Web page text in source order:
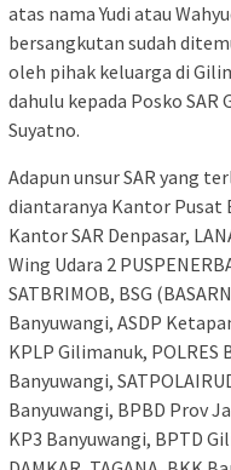
atas nama Yudi atau
bersangkutan sudah
oleh pihak keluarga di
dahulu kepada Posko SAR
Suyatno.
Adapun unsur SAR yang
diantaranya Kantor Pusat
Kantor SAR Denpasar,
Wing Udara 2
SATBRIMOB, BSG
Banyuwangi, ASDP
KPLP Gilimanuk, POLRES
Banyuwangi,
Banyuwangi, BPBD Prov
KP3 Banyuwangi, BPTD